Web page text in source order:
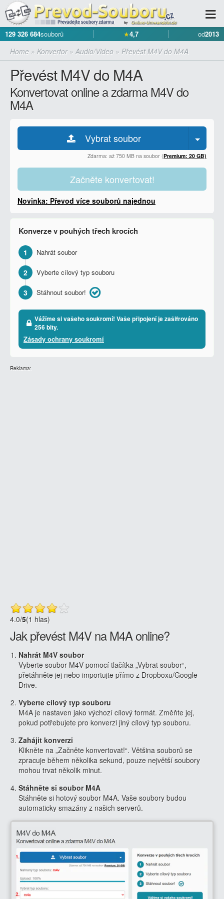
129 326 684souborů ★4,7 od2013
Home » Konvertor» Audio/Video » Převést M4V do M4A
Převést M4V do M4A
Konvertovat online a zdarma M4V do
M4A
Vybrat soubor
Zdarma: až 750 MB na soubor (Premium: 20 GB)
Začněte konvertovat!
Novinka: Převod více souborů najednou
Konverze v pouhých třech krocích
1 Nahrát soubor
2 Vyberte cílový typ souboru
3 Stáhnout soubor!
Vážíme si vašeho soukromí! Vaše připojení je zašifrováno
256 bity.
Zásady ochrany soukromí
Reklama:
4.0/5(1 hlas)
Jak převést M4V na M4A online?
Nahrát M4V soubor
Vyberte soubor M4V pomocí tlačítka „Vybrat soubor“,
přetáhněte jej nebo importujte přímo z Dropboxu/Google
Drive.
Vyberte cílový typ souboru
M4A je nastaven jako výchozí cílový formát. Změňte jej,
pokud potřebujete pro konverzi jiný cílový typ souboru.
Zahájit konverzi
Klikněte na „Začněte konvertovat!“. Většina souborů se
zpracuje během několika sekund, pouze největší soubory
mohou trvat několik minut.
Stáhněte si soubor M4A
Stáhněte si hotový soubor M4A. Vaše soubory budou
automaticky smazány z našich serverů.